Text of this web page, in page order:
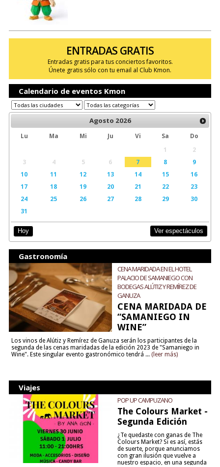
ENTRADAS GRATIS
Entradas gratis para tus conciertos favoritos.
Únete gratis sólo con tu email al Club Kmon.
Calendario de eventos Kmon
Agosto 2026
Lu Ma Mi Ju Vi Sa
Do
1
2
3
4 5 6 7 8
9
10
11 12 13 14 15
16
17
18 19 20 21 22
23
24
25 26 27 28 29
30
31
Hoy Ver espectáculos
Gastronomía
CENA MARIDADA EN EL HOTEL
PALACIO DE SAMANIEGO CON
BODEGAS ALÚTIZ Y REMÍREZ DE
GANUZA
CENA MARIDADA DE
“SAMANIEGO IN
WINE”
Los vinos de Alútiz y Remírez de Ganuza serán los participantes de la
segunda de las cenas maridadas de la edición 2023 de "Samaniego in
Wine". Este singular evento gastronómico tendrá ... (leer más)
Viajes
POP UP CAMPUZANO
The Colours Market -
Segunda Edición
¿Te quedaste con ganas de The
Colours Market? Si es así, estás
de suerte, porque anunciamos
con gran ilusión que vuelve a
nuestro espacio, en una segunda